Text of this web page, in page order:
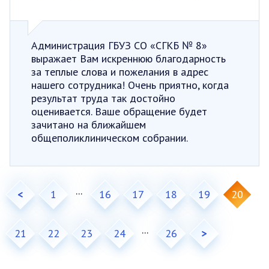
Администрация ГБУЗ СО «СГКБ № 8»
выражает Вам искреннюю благодарность
за теплые слова и пожелания в адрес
нашего сотрудника! Очень приятно, когда
результат труда так достойно
оценивается. Ваше обращение будет
зачитано на ближайшем
общеполиклиническом собрании.
< 1 ... 16 17 18 19 20
21 22 23 24 ... 26 >